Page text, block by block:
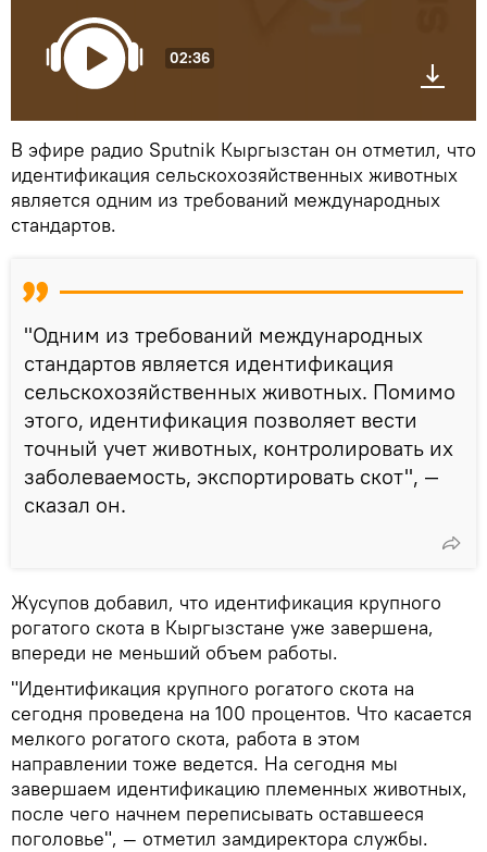
02:36
В эфире радио Sputnik Кыргызстан он отметил, что
идентификация сельскохозяйственных животных
является одним из требований международных
стандартов.
"Одним из требований международных
стандартов является идентификация
сельскохозяйственных животных. Помимо
этого, идентификация позволяет вести
точный учет животных, контролировать их
заболеваемость, экспортировать скот", —
сказал он.
Жусупов добавил, что идентификация крупного
рогатого скота в Кыргызстане уже завершена,
впереди не меньший объем работы.
"Идентификация крупного рогатого скота на
сегодня проведена на 100 процентов. Что касается
мелкого рогатого скота, работа в этом
направлении тоже ведется. На сегодня мы
завершаем идентификацию племенных животных,
после чего начнем переписывать оставшееся
поголовье", — отметил замдиректора службы.